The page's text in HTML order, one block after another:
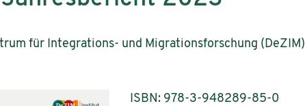
für Integrations- und Migrationsforschung (DeZIM)
ISBN: 978-3-948289-85-0